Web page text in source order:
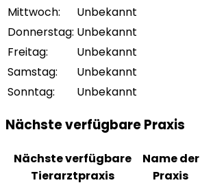
Mittwoch:
Unbekannt
Donnerstag: Unbekannt
Freitag:
Unbekannt
Samstag:
Unbekannt
Sonntag: Unbekannt
Nächste verfügbare Praxis
Nächste verfügbare
Tierarztpraxis
Name der
Praxis